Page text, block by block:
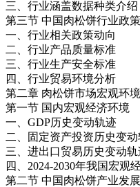
三、行业涵盖数据种类介绍
第三节 中国肉松饼行业政
一、行业相关政策动向
二、行业产品质量标准
三、行业生产安全标准
四、行业贸易环境分析
第二章 肉松饼市场宏观环
第一节 国内宏观经济环境
一、GDP历史变动轨迹
二、固定资产投资历史变
三、进出口贸易历史变动轨
四、2024-2030年我国宏观
第二节 中国肉松饼产业发